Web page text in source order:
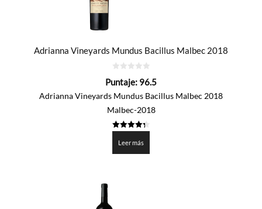
Adrianna Vineyards Mundus Bacillus Malbec 2018
de
Puntaje: 96.5
Adrianna Vineyards Mundus Bacillus Malbec 2018
Malbec-2018
de 5
Leer más